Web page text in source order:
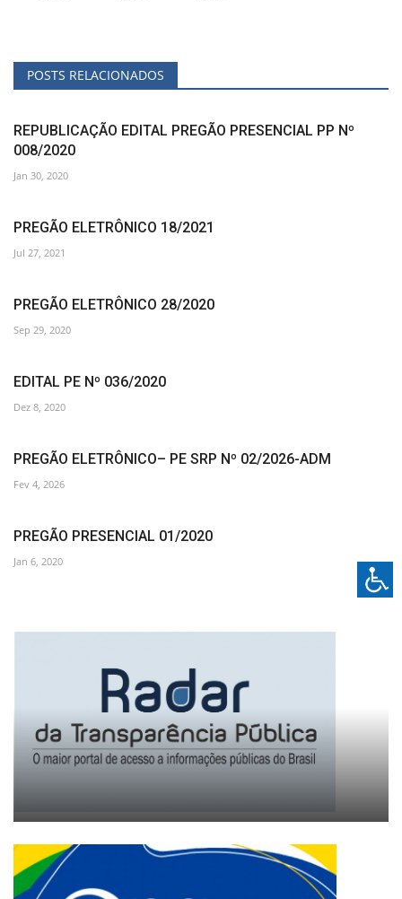
POSTS RELACIONADOS
REPUBLICAÇÃO EDITAL PREGÃO PRESENCIAL PP Nº
008/2020
Jan 30, 2020
PREGÃO ELETRÔNICO 18/2021
Jul 27, 2021
PREGÃO ELETRÔNICO 28/2020
Sep 29, 2020
EDITAL PE Nº 036/2020
Dez 8, 2020
PREGÃO ELETRÔNICO– PE SRP Nº 02/2026-ADM
Fev 4, 2026
PREGÃO PRESENCIAL 01/2020
Jan 6, 2020